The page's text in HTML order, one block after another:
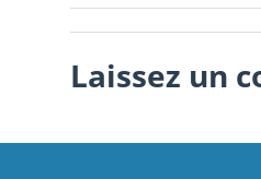
Laissez un